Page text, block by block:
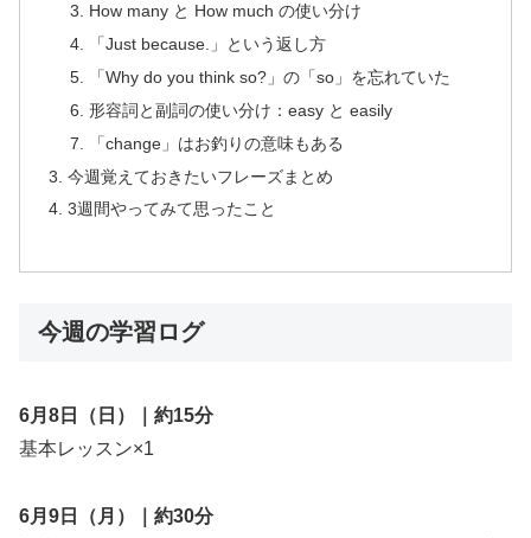
How many と How much の使い分け
「Just because.」という返し方
「Why do you think so?」の「so」を忘れていた
形容詞と副詞の使い分け：easy と easily
「change」はお釣りの意味もある
今週覚えておきたいフレーズまとめ
3週間やってみて思ったこと
今週の学習ログ
6月8日（日）｜約15分
基本レッスン×1
6月9日（月）｜約30分